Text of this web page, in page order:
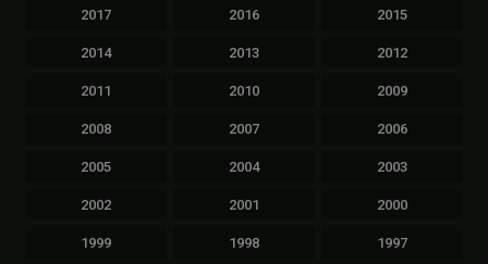
2017 2016 2015
2014 2013 2012
2011 2010 2009
2008 2007 2006
2005 2004 2003
2002 2001 2000
1999 1998 1997